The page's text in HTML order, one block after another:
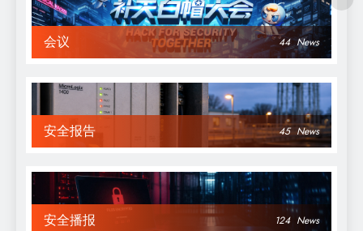
会议 44 News
安全报告 45 News
安全播报 124 News